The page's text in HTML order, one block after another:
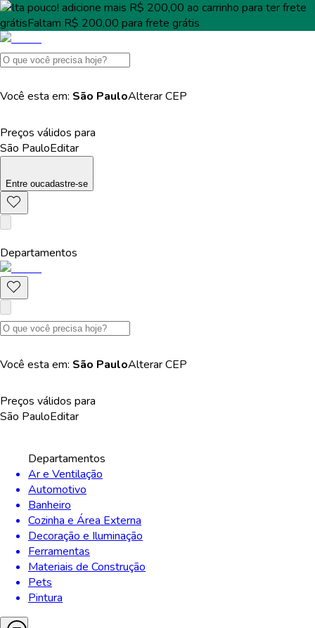
Falta pouco! adicione mais R$ 200,00 ao carrinho para terfrete
grátisFaltam R$ 200,00 para frete grátis
Você esta em: São PauloAlterarCEP
Preços válidos para
São PauloEditar
Entre oucadastre-se
Departamentos
Você esta em: São PauloAlterarCEP
Preços válidos para
São PauloEditar
Departamentos
Ar e Ventilação
Automotivo
Banheiro
Cozinha e Área Externa
Decoração e Iluminação
Ferramentas
Materiais de Construção
Pets
Pintura